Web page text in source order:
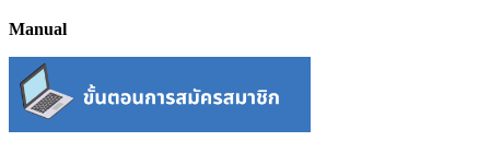
Manual